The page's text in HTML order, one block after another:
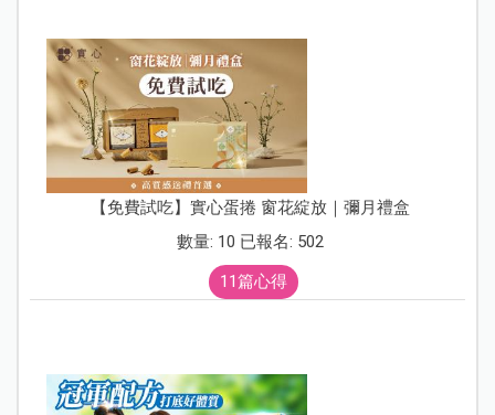
【免費試吃】實心蛋捲 窗花綻放｜彌月禮盒
數量: 10 已報名: 502
11篇心得